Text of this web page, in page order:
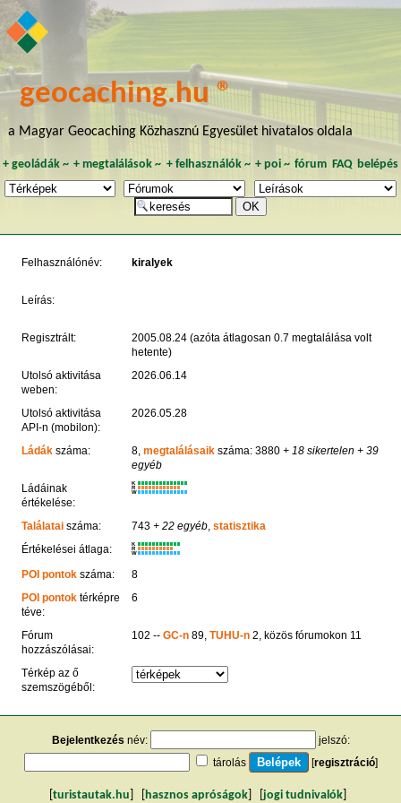
geocaching.hu ®
a Magyar Geocaching Közhasznú Egyesület hivatalos oldala
+ geoládák~ +megtalálások ~ + felhasználók~ + poi~ fórum FAQ belépés
Felhasználónév: kiralyek
Leírás:
Regisztrált:
2005.08.24 (azóta átlagosan 0.7 megtalálása volt
hetente)
Utolsó aktivitása
weben:
2026.06.14
Utolsó aktivitása
API-n (mobilon):
2026.05.28
Ládák száma: 8, megtalálásaik száma: 3880 + 18 sikertelen + 39
egyéb
Ládáinak
értékelése:
K
R
W
Találatai száma: 743 + 22 egyéb, statisztika
Értékelései átlaga:
K
R
W
POI pontok száma:
8
POI pontok térképre
téve:
6
Fórum
hozzászólásai:
102 -- GC-n 89, TUHU-n 2, közös fórumokon 11
Térkép az ő
szemszögéből:
Bejelentkezés név:
jelszó:
tárolás
[regisztráció]
turistautak.hu hasznos apróságok jogi tudnivalók